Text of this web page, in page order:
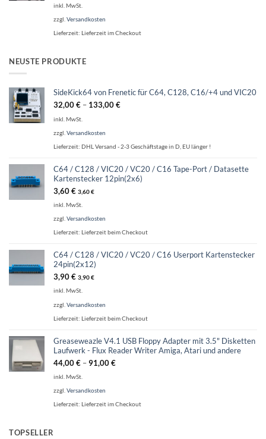
inkl. MwSt.
zzgl. Versandkosten
Lieferzeit: Lieferzeit im Checkout
NEUSTE PRODUKTE
SideKick64 von Frenetic für C64, C128, C16/+4 und VIC20
32,00€ – 133,00€
inkl. MwSt.
zzgl. Versandkosten
Lieferzeit: DHL Versand - 2-3 Geschäftstage in D, EU länger !
C64 / C128 / VIC20 / VC20 / C16 Tape-Port / Datasette
Kartenstecker 12pin(2x6)
3,60€ 3,60€
inkl. MwSt.
zzgl. Versandkosten
Lieferzeit: Lieferzeit beim Checkout
C64 / C128 / VIC20 / VC20 / C16 Userport Kartenstecker
24pin(2x12)
3,90€ 3,90€
inkl. MwSt.
zzgl. Versandkosten
Lieferzeit: Lieferzeit beim Checkout
Greaseweazle V4.1 USB Floppy Adapter mit 3.5" Disketten
Laufwerk - Flux Reader Writer Amiga, Atari und andere
44,00€ –91,00€
inkl. MwSt.
zzgl. Versandkosten
Lieferzeit: Lieferzeit im Checkout
TOPSELLER